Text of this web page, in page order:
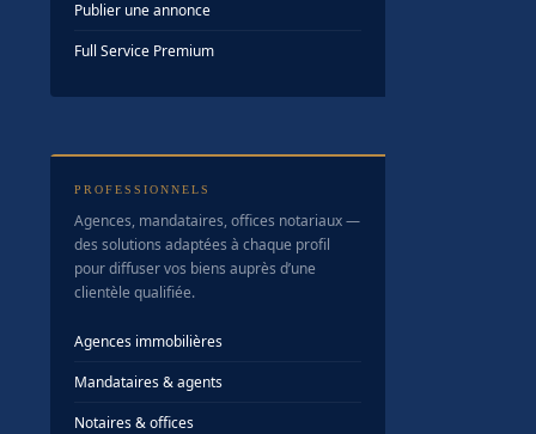
Publier une annonce
Full Service Premium
PROFESSIONNELS
Agences, mandataires, offices notariaux —
des solutions adaptées à chaque profil
pour diffuser vos biens auprès d’une
clientèle qualifiée.
Agences immobilières
Mandataires & agents
Notaires & offices